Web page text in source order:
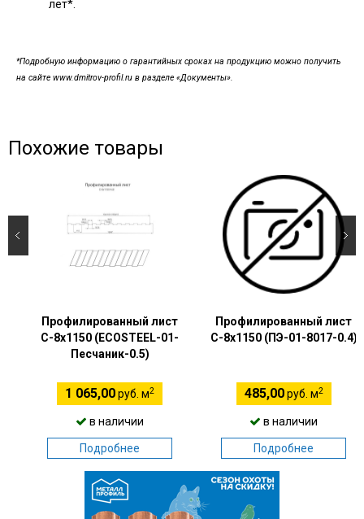
лет*.
*Подробную информацию о гарантийных сроках на продукцию можно получить
на сайте www.dmitrov-profil.ru в разделе «Документы».
Похожие товары
Профилированный лист
С-8х1150 (ECOSTEEL-01-
Песчаник-0.5)
1 065,00руб. м2
в наличии
Подробнее
Профилированный лист
С-8х1150 (ПЭ-01-8017-0.4)
485,00руб. м2
в наличии
Подробнее